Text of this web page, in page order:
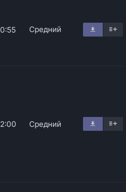
0:55 Средний
2:00 Средний